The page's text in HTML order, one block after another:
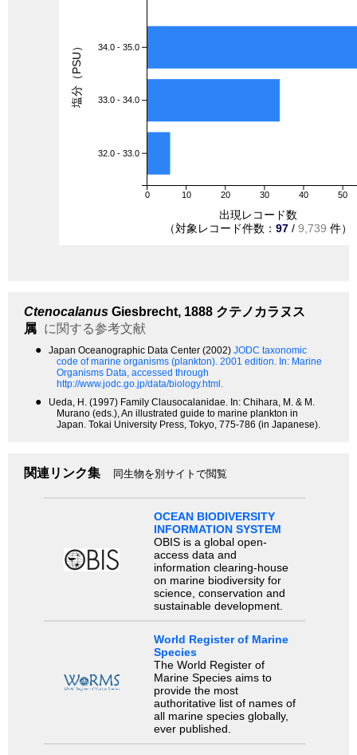
0 10 20 30 40 50
34.0 - 35.0
33.0 - 34.0
32.0 - 33.0
出現レコード数
（対象レコード件数： 97 / 9,739 件）
塩分（PSU）
Ctenocalanus Giesbrecht, 1888 クテノカラヌス
属 に関する参考文献
● Japan Oceanographic Data Center (2002) JODC taxonomic
code of marine organisms (plankton). 2001 edition. In: Marine
Organisms Data, accessed through
http://www.jodc.go.jp/data/biology.html.
●
Ueda, H. (1997) Family Clausocalanidae. In: Chihara, M. & M.
Murano (eds.), An illustrated guide to marine plankton in
Japan. Tokai University Press, Tokyo, 775-786 (in Japanese).
関連リンク集 同生物を別サイトで閲覧
OCEAN BIODIVERSITY
INFORMATION SYSTEM
OBIS is a global open-
access data and
information clearing-house
on marine biodiversity for
science, conservation and
sustainable development.
World Register of Marine
Species
The World Register of
Marine Species aims to
provide the most
authoritative list of names of
all marine species globally,
ever published.